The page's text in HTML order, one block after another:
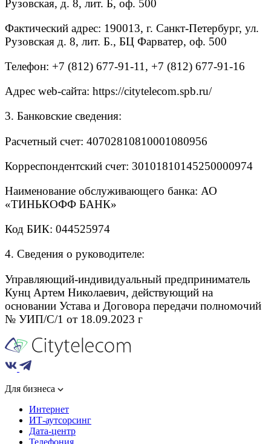
Рузовская, д. 8, лит. Б, оф. 500
Фактический адрес: 190013, г. Санкт-Петербург, ул.
Рузовская д. 8, лит. Б., БЦ Фарватер, оф. 500
Телефон: +7 (812) 677-91-11, +7 (812) 677-91-16
Адрес web-сайта: https://citytelecom.spb.ru/
3. Банковские сведения:
Расчетный счет: 40702810810001080956
Корреспондентский счет: 30101810145250000974
Наименование обслуживающего банка: АО
«ТИНЬКОФФ БАНК»
Код БИК: 044525974
4. Сведения о руководителе:
Управляющий-индивидуальный предприниматель
Кунц Артем Николаевич, действующий на
основании Устава и Договора передачи полномочий
№ УИП/С/1 от 18.09.2023 г
Для бизнеса
Интернет
ИТ-аутсорсинг
Дата-центр
Телефония